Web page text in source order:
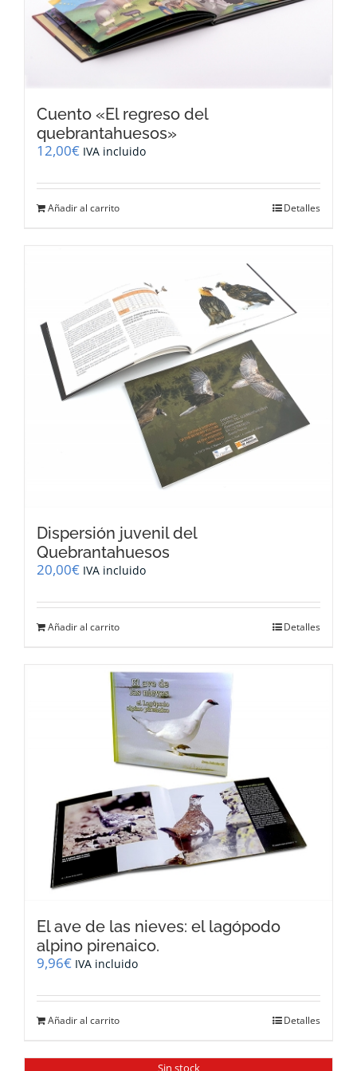
Cuento «El regreso del
quebrantahuesos»
12,00€ IVA incluido
Añadir al carrito Detalles
Dispersión juvenil del
Quebrantahuesos
20,00€ IVA incluido
Añadir al carrito Detalles
El ave de las nieves: el lagópodo
alpino pirenaico.
9,96€ IVA incluido
Añadir al carrito Detalles
Sin stock